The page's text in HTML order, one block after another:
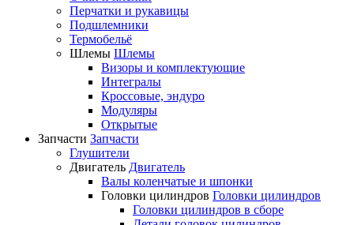
Перчатки и рукавицы
Подшлемники
Термобельё
Шлемы Шлемы
Визоры и комплектующие
Интегралы
Кроссовые, эндуро
Модуляры
Открытые
Запчасти Запчасти
Глушители
Двигатель Двигатель
Валы коленчатые и шпонки
Головки цилиндров Головки цилиндров
Головки цилиндров в сборе